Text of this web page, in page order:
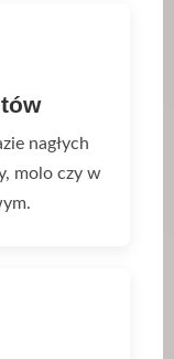
nagłych
molo czy w